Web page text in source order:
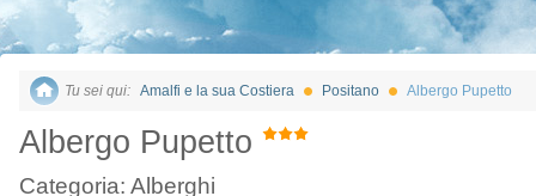
Tu sei qui: Amalfi e la sua Costiera Positano Albergo Pupetto
Albergo Pupetto
Categoria: Alberghi